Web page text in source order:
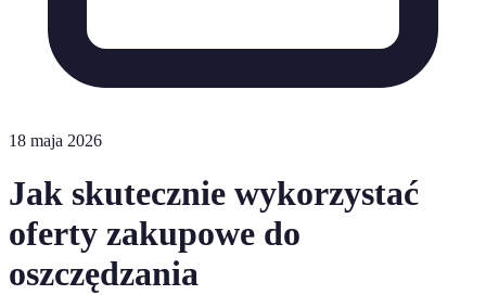
18 maja 2026
Jak skutecznie wykorzystać
oferty zakupowe do
oszczędzania